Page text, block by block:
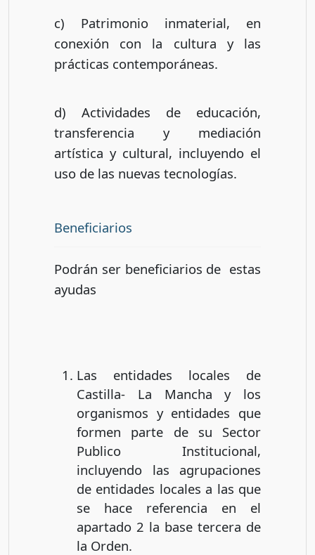
c) Patrimonio inmaterial, en
conexión con la cultura y las
prácticas contemporáneas.
d) Actividades de educación,
transferencia y mediación
artística y cultural, incluyendo el
uso de las nuevas tecnologías.
Beneficiarios
Podrán ser beneficiarios de estas
ayudas
Las entidades locales de
Castilla- La Mancha y los
organismos y entidades que
formen parte de su Sector
Publico Institucional,
incluyendo las agrupaciones
de entidades locales a las que
se hace referencia en el
apartado 2 la base tercera de
la Orden.